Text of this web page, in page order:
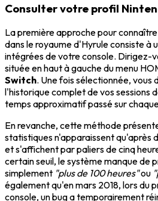
Consulter votre profil
La première approche pour
dans le royaume d'Hyrule consiste à
intégrées de votre console. Dirigez-
située en haut à gauche du menu
Switch. Une fois sélectionnée, vous
l'historique complet de vos sessions
temps approximatif passé sur
En revanche, cette méthode
statistiques n'apparaissent qu'après
et s'affichent par paliers de cinq
certain seuil, le système manque de
simplement "plus de 100 heures"ou
également qu'en mars 2018, lors du
console, un bug a temporairement